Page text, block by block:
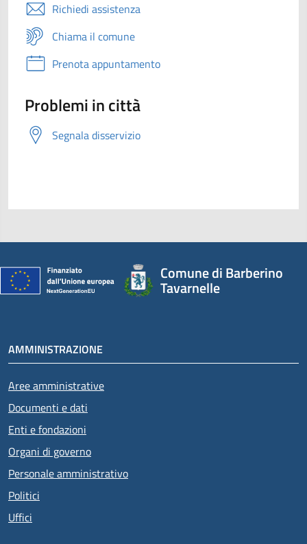
Richiedi assistenza
Chiama il comune
Prenota appuntamento
Problemi in città
Segnala disservizio
Comune di Barberino
Tavarnelle
AMMINISTRAZIONE
Aree amministrative
Documenti e dati
Enti e fondazioni
Organi di governo
Personale amministrativo
Politici
Uffici